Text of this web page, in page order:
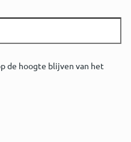
de hoogte blijven van het